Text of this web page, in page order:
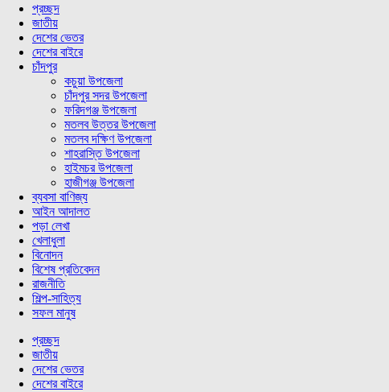
প্রচ্ছদ
জাতীয়
দেশের ভেতর
দেশের বাইরে
চাঁদপুর
কচুয়া উপজেলা
চাঁদপুর সদর উপজেলা
ফরিদগঞ্জ উপজেলা
মতলব উত্তর উপজেলা
মতলব দক্ষিণ উপজেলা
শাহরাস্তি উপজেলা
হাইমচর উপজেলা
হাজীগঞ্জ উপজেলা
ব্যবসা বাণিজ্য
আইন আদালত
পড়া লেখা
খেলাধুলা
বিনোদন
বিশেষ প্রতিবেদন
রাজনীতি
শিল্প-সাহিত্য
সফল মানুষ
প্রচ্ছদ
জাতীয়
দেশের ভেতর
দেশের বাইরে